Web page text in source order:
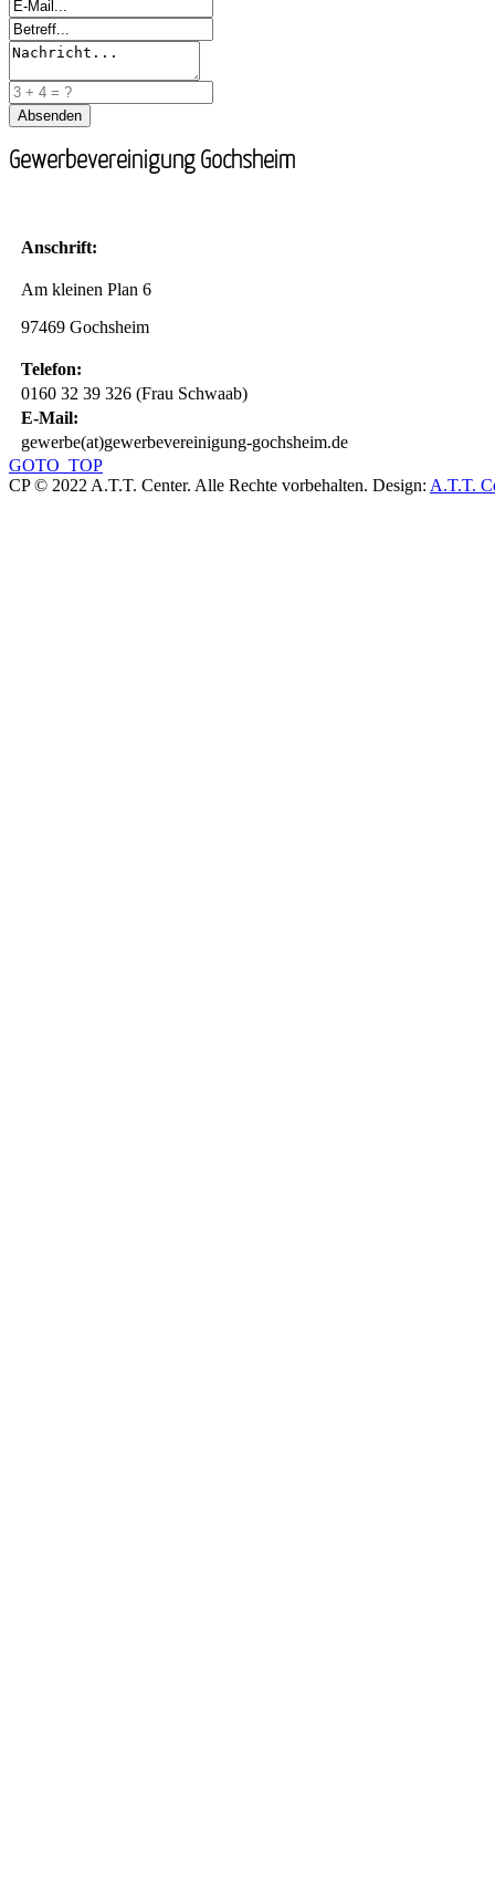
Gewerbevereinigung Gochsheim
Anschrift:
Am kleinen Plan 6
97469 Gochsheim
Telefon:
0160 32 39 326 (Frau Schwaab)
E-Mail:
gewerbe(at)gewerbevereinigung-gochsheim.de
GOTO_TOP
CP © 2022 A.T.T. Center. Alle Rechte vorbehalten. Design: A.T.T.